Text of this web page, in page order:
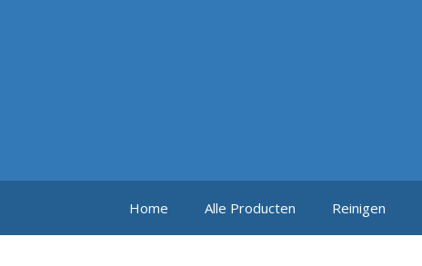
Home Alle Producten Reinigen